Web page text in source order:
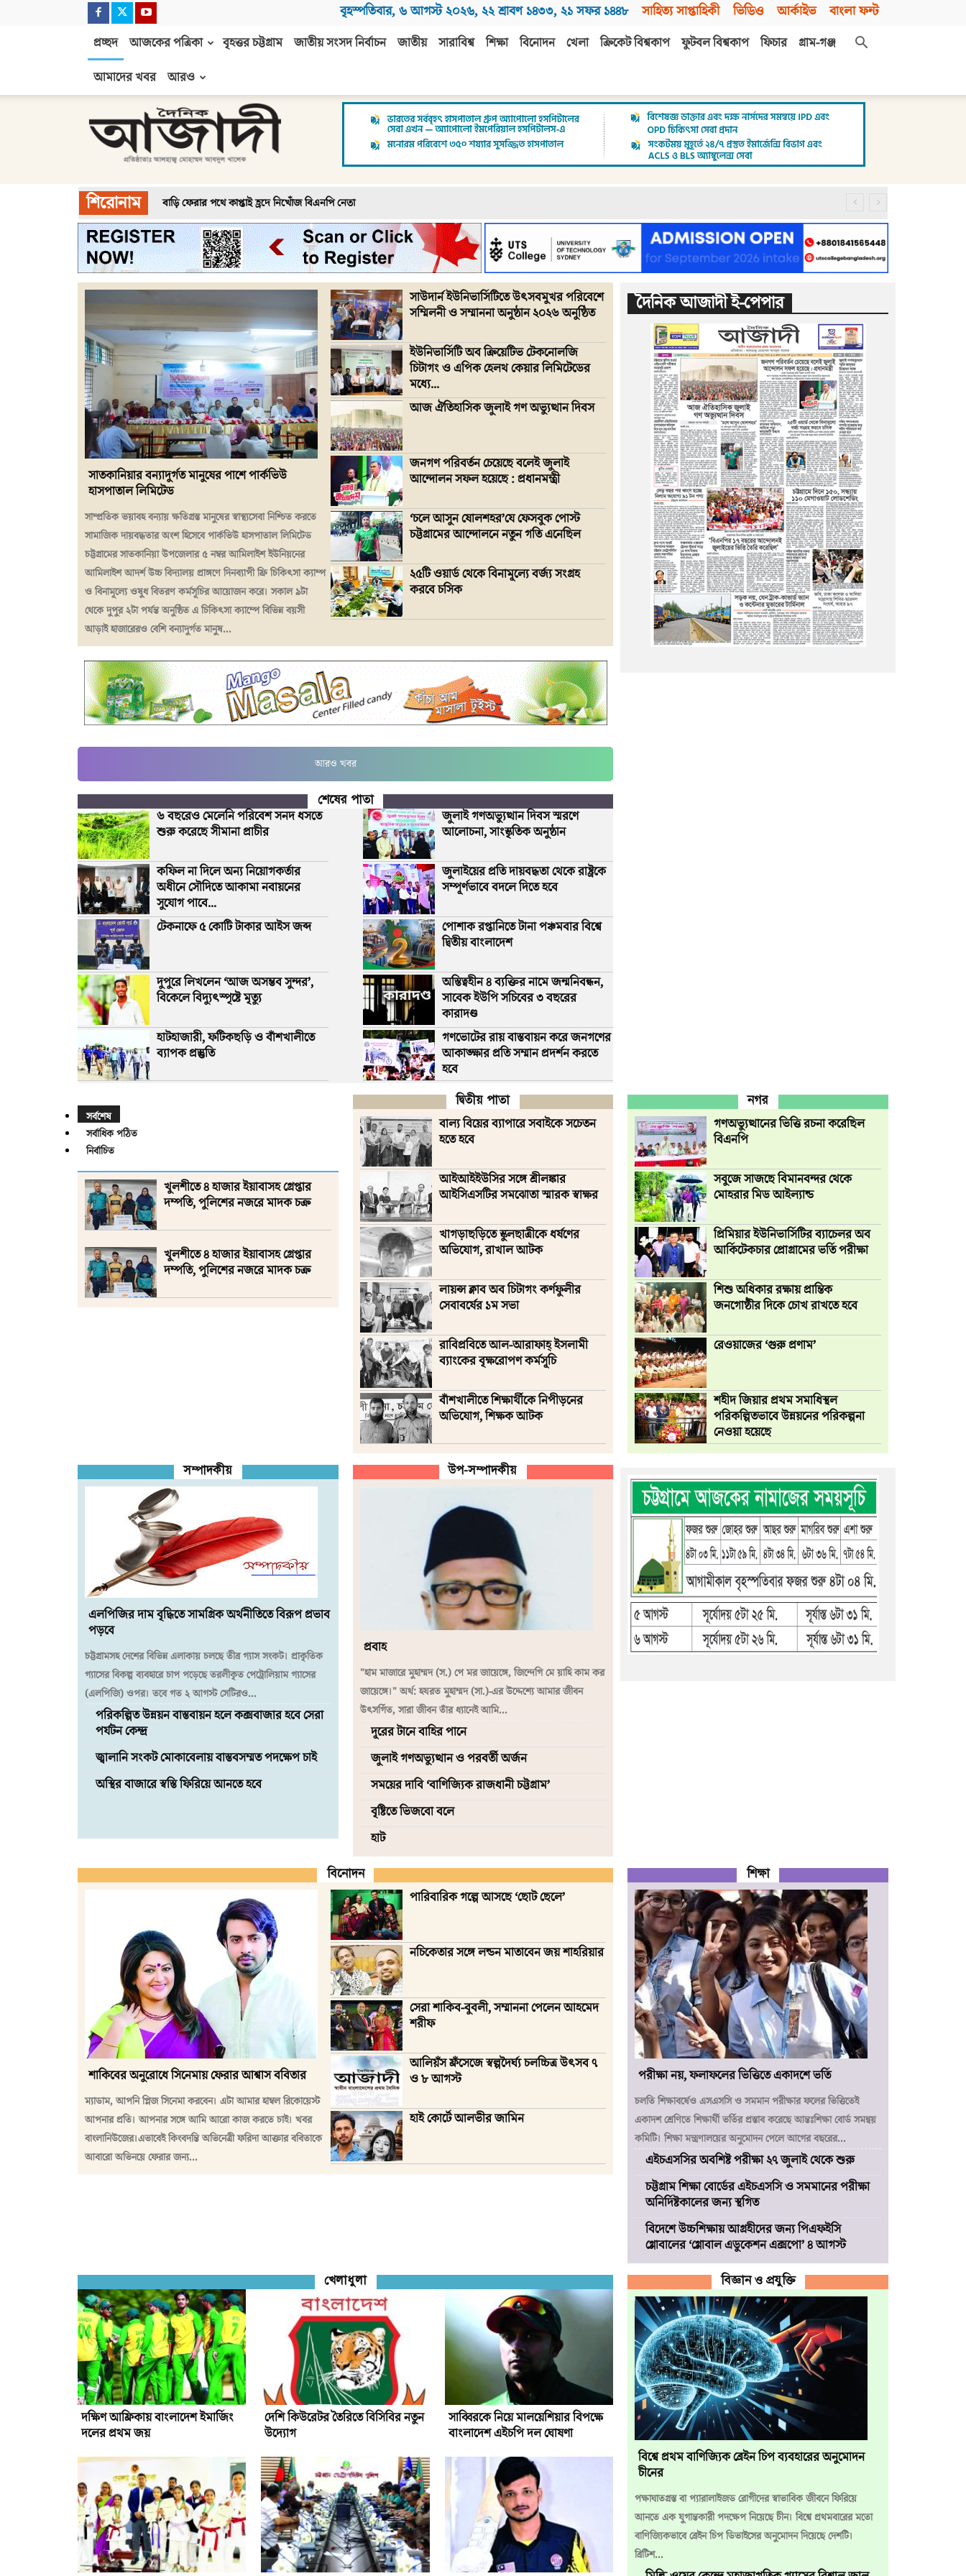
বৃহস্পতিবার, ৬ আগস্ট ২০২৬, ২২ শ্রাবণ ১৪৩৩, ২১ সফর ১৪৪৮ সাহিত্য সাপ্তাহিকী ভিডিও আর্কাইভ বাংলা ফন্ট
প্রচ্ছদ আজকের পত্রিকা বৃহত্তর চট্টগ্রাম জাতীয় সংসদ নির্বাচন জাতীয় সারাবিশ্ব শিক্ষা বিনোদন খেলা ক্রিকেট বিশ্বকাপ ফুটবল বিশ্বকাপ ফিচার
গ্রাম-গঞ্জ
আমাদের খবর
আরও
আজাদী
শিরোনাম বাড়ি ফেরার পথে কাপ্তাই হ্রদে নিখোঁজ বিএনপি নেতা
সাতকানিয়ার বন্যাদুর্গত মানুষের পাশে পার্কভিউ
হাসপাতাল লিমিটেড
সাম্প্রতিক ভয়াবহ বন্যায় ক্ষতিগ্রস্ত মানুষের স্বাস্থ্যসেবা নিশ্চিত করতে
সামাজিক দায়বদ্ধতার অংশ হিসেবে পার্কভিউ হাসপাতাল লিমিটেড
চট্টগ্রামের সাতকানিয়া উপজেলার ৫ নম্বর আমিলাইশ ইউনিয়নের
আমিলাইশ আদর্শ উচ্চ বিদ্যালয় প্রাঙ্গণে দিনব্যাপী ফ্রি চিকিৎসা ক্যাম্প
ও বিনামূল্যে ওষুধ বিতরণ কর্মসূচির আয়োজন করে। সকাল ৯টা
থেকে দুপুর ২টা পর্যন্ত অনুষ্ঠিত এ চিকিৎসা ক্যাম্পে বিভিন্ন বয়সী
আড়াই হাজারেরও বেশি বন্যাদুর্গত মানুষ...
সাউদার্ন ইউনিভার্সিটিতে উৎসবমুখর পরিবেশে
সম্মিলনী ও সম্মাননা অনুষ্ঠান ২০২৬ অনুষ্ঠিত
ইউনিভার্সিটি অব ক্রিয়েটিভ টেকনোলজি
চিটাগং ও এপিক হেলথ কেয়ার লিমিটেডের
মধ্যে...
আজ ঐতিহাসিক জুলাই গণ অভ্যুত্থান দিবস
জনগণ পরিবর্তন চেয়েছে বলেই জুলাই
আন্দোলন সফল হয়েছে : প্রধানমন্ত্রী
‘চলে আসুন ষোলশহর’যে ফেসবুক পোস্ট
চট্টগ্রামের আন্দোলনে নতুন গতি এনেছিল
২৫টি ওয়ার্ড থেকে বিনামূল্যে বর্জ্য সংগ্রহ
করবে চসিক
আরও খবর
শেষের পাতা
৬ বছরেও মেলেনি পরিবেশ সনদ ধসতে
শুরু করেছে সীমানা প্রাচীর
জুলাই গণঅভ্যুত্থান দিবস স্মরণে
আলোচনা, সাংস্কৃতিক অনুষ্ঠান
কফিল না দিলে অন্য নিয়োগকর্তার
অধীনে সৌদিতে আকামা নবায়নের
সুযোগ পাবে...
জুলাইয়ের প্রতি দায়বদ্ধতা থেকে রাষ্ট্রকে
সম্পূর্ণভাবে বদলে দিতে হবে
টেকনাফে ৫ কোটি টাকার আইস জব্দ
পোশাক রপ্তানিতে টানা পঞ্চমবার বিশ্বে
দ্বিতীয় বাংলাদেশ
দুপুরে লিখলেন ‘আজ অসম্ভব সুন্দর’,
বিকেলে বিদ্যুৎস্পৃষ্টে মৃত্যু
অস্তিত্বহীন ৪ ব্যক্তির নামে জন্মনিবন্ধন,
সাবেক ইউপি সচিবের ৩ বছরের
কারাদণ্ড
হাটহাজারী, ফটিকছড়ি ও বাঁশখালীতে
ব্যাপক প্রস্তুতি
গণভোটের রায় বাস্তবায়ন করে জনগণের
আকাঙ্ক্ষার প্রতি সম্মান প্রদর্শন করতে
হবে
দৈনিক আজাদী ই-পেপার
সর্বশেষ
সর্বাধিক পঠিত
নির্বাচিত
খুলশীতে ৪ হাজার ইয়াবাসহ গ্রেপ্তার
দম্পতি, পুলিশের নজরে মাদক চক্র
খুলশীতে ৪ হাজার ইয়াবাসহ গ্রেপ্তার
দম্পতি, পুলিশের নজরে মাদক চক্র
দ্বিতীয় পাতা
বাল্য বিয়ের ব্যাপারে সবাইকে সচেতন
হতে হবে
আইআইইউসির সঙ্গে শ্রীলঙ্কার
আইসিএসটির সমঝোতা স্মারক স্বাক্ষর
খাগড়াছড়িতে স্কুলছাত্রীকে ধর্ষণের
অভিযোগ, রাখাল আটক
লায়ন্স ক্লাব অব চিটাগং কর্ণফুলীর
সেবাবর্ষের ১ম সভা
রাবিপ্রবিতে আল-আরাফাহ্‌ ইসলামী
ব্যাংকের বৃক্ষরোপণ কর্মসূচি
বাঁশখালীতে শিক্ষার্থীকে নিপীড়নের
অভিযোগ, শিক্ষক আটক
নগর
গণঅভ্যুত্থানের ভিত্তি রচনা করেছিল
বিএনপি
সবুজে সাজছে বিমানবন্দর থেকে
মোহরার মিড আইল্যান্ড
প্রিমিয়ার ইউনিভার্সিটির ব্যাচেলর অব
আর্কিটেকচার প্রোগ্রামের ভর্তি পরীক্ষা
শিশু অধিকার রক্ষায় প্রান্তিক
জনগোষ্ঠীর দিকে চোখ রাখতে হবে
রেওয়াজের ‘গুরু প্রণাম’
শহীদ জিয়ার প্রথম সমাধিস্থল
পরিকল্পিতভাবে উন্নয়নের পরিকল্পনা
নেওয়া হয়েছে
সম্পাদকীয়
এলপিজির দাম বৃদ্ধিতে সামগ্রিক অর্থনীতিতে বিরূপ প্রভাব
পড়বে
চট্টগ্রামসহ দেশের বিভিন্ন এলাকায় চলছে তীব্র গ্যাস সংকট। প্রাকৃতিক
গ্যাসের বিকল্প ব্যবহারে চাপ পড়েছে তরলীকৃত পেট্রোলিয়াম গ্যাসের
(এলপিজি) ওপর। তবে গত ২ আগস্ট সেটিরও...
পরিকল্পিত উন্নয়ন বাস্তবায়ন হলে কক্সবাজার হবে সেরা
পর্যটন কেন্দ্র
জ্বালানি সংকট মোকাবেলায় বাস্তবসম্মত পদক্ষেপ চাই
অস্থির বাজারে স্বস্তি ফিরিয়ে আনতে হবে
উপ-সম্পাদকীয়
প্রবাহ
"হাম মাজারে মুহাম্মদ (স.) পে মর জায়েঙ্গে, জিন্দেগি মে য়াহি কাম কর
জায়েঙ্গে।" অর্থ: হযরত মুহাম্মদ (সা.)-এর উদ্দেশ্যে আমার জীবন
উৎসর্গিত, সারা জীবন তাঁর ধ্যানেই আমি...
দূরের টানে বাহির পানে
জুলাই গণঅভ্যুত্থান ও পরবর্তী অর্জন
সময়ের দাবি ‘বাণিজ্যিক রাজধানী চট্টগ্রাম’
বৃষ্টিতে ভিজবো বলে
হাট
বিনোদন
শাকিবের অনুরোধে সিনেমায় ফেরার আশ্বাস ববিতার
ম্যাডাম, আপনি প্লিজ সিনেমা করবেন। এটা আমার হাম্বল রিকোয়েস্ট
আপনার প্রতি। আপনার সঙ্গে আমি আরো কাজ করতে চাই। খবর
বাংলানিউজের।এভাবেই কিংবদন্তি অভিনেত্রী ফরিদা আক্তার ববিতাকে
আবারো অভিনয়ে ফেরার জন্য...
পারিবারিক গল্পে আসছে ‘ছোট ছেলে’
নচিকেতার সঙ্গে লন্ডন মাতাবেন জয় শাহরিয়ার
সেরা শাকিব-বুবলী, সম্মাননা পেলেন আহমেদ
শরীফ
আলিয়ঁস ফ্রঁসেজে স্বল্পদৈর্ঘ্য চলচ্চিত্র উৎসব ৭
ও ৮ আগস্ট
হাই কোর্টে আলভীর জামিন
শিক্ষা
পরীক্ষা নয়, ফলাফলের ভিত্তিতে একাদশে ভর্তি
চলতি শিক্ষাবর্ষেও এসএসসি ও সমমান পরীক্ষার ফলের ভিত্তিতেই
একাদশ শ্রেণিতে শিক্ষার্থী ভর্তির প্রস্তাব করেছে আন্তঃশিক্ষা বোর্ড সমন্বয়
কমিটি। শিক্ষা মন্ত্রণালয়ের অনুমোদন পেলে আগের বছরের...
এইচএসসির অবশিষ্ট পরীক্ষা ২৭ জুলাই থেকে শুরু
চট্টগ্রাম শিক্ষা বোর্ডের এইচএসসি ও সমমানের পরীক্ষা
অনির্দিষ্টকালের জন্য স্থগিত
বিদেশে উচ্চশিক্ষায় আগ্রহীদের জন্য পিএফইসি
গ্লোবালের ‘গ্লোবাল এডুকেশন এক্সপো’ ৪ আগস্ট
খেলাধুলা
দক্ষিণ আফ্রিকায় বাংলাদেশ ইমার্জিং
দলের প্রথম জয়
দেশি কিউরেটর তৈরিতে বিসিবির নতুন
উদ্যোগ
সাব্বিরকে নিয়ে মালয়েশিয়ার বিপক্ষে
বাংলাদেশ এইচপি দল ঘোষণা
বিজ্ঞান ও প্রযুক্তি
বিশ্বে প্রথম বাণিজ্যিক ব্রেইন চিপ ব্যবহারের অনুমোদন
চীনের
পক্ষাঘাতগ্রস্ত বা প্যারালাইজড রোগীদের স্বাভাবিক জীবনে ফিরিয়ে
আনতে এক যুগান্তকারী পদক্ষেপ নিয়েছে চীন। বিশ্বে প্রথমবারের মতো
বাণিজ্যিকভাবে ব্রেইন চিপ ডিভাইসের অনুমোদন দিয়েছে দেশটি।
ব্রিটিশ...